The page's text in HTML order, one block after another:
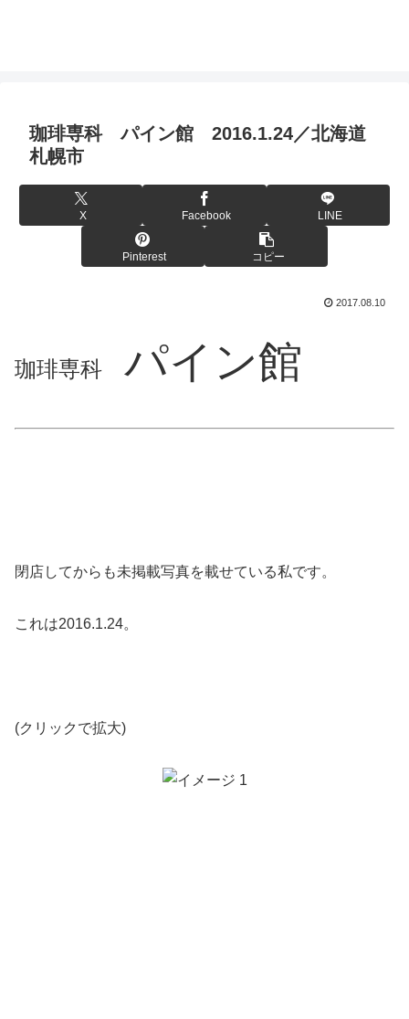
珈琲専科 パイン館 2016.1.24／北海道
札幌市
X Facebook LINE
Pinterest コピー
2017.08.10
珈琲専科 パイン館
閉店してからも未掲載写真を載せている私です。
これは2016.1.24。
(クリックで拡大)